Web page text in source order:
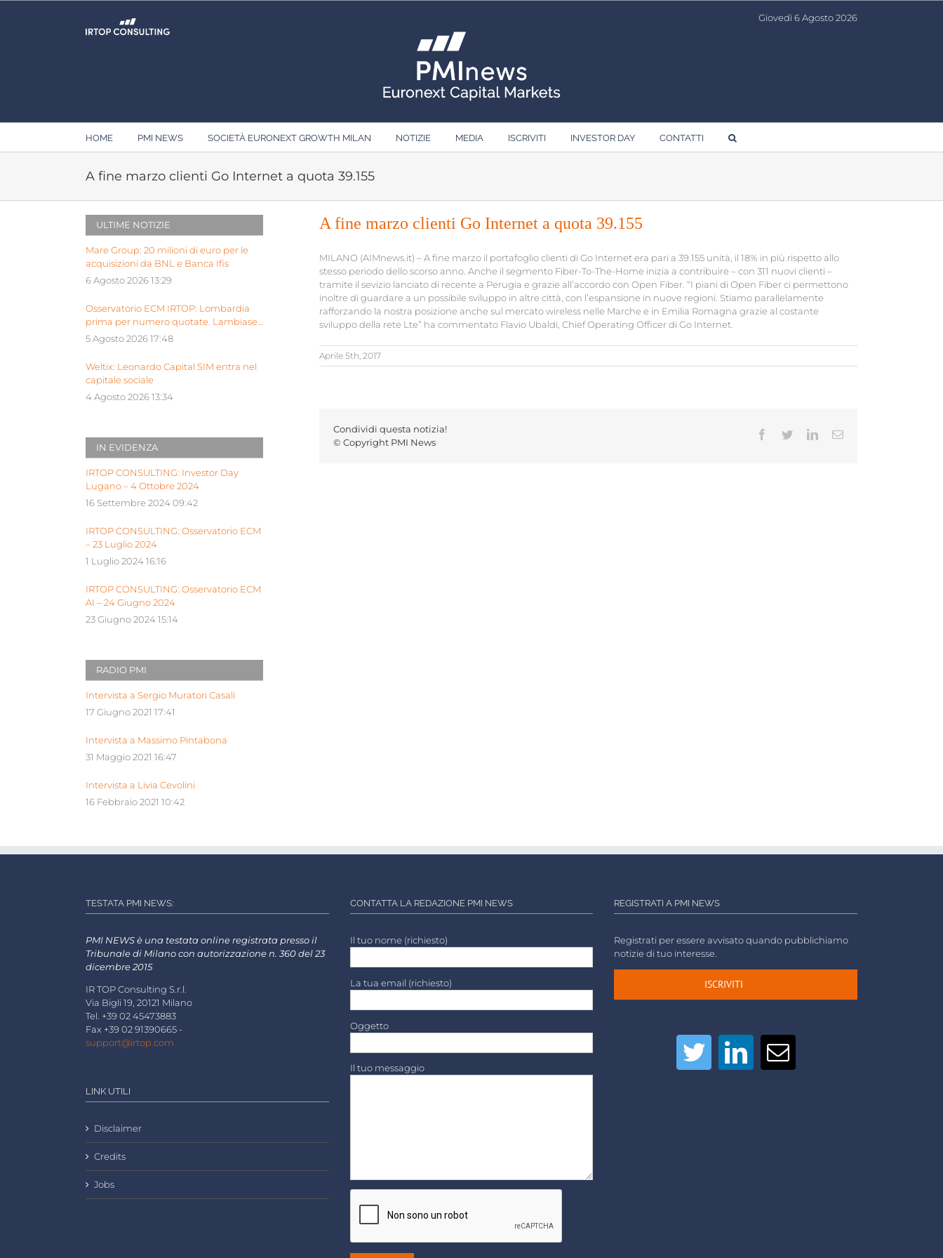
Giovedì 6 Agosto 2026
HOME PMI NEWS SOCIETÀ EURONEXT GROWTH MILAN NOTIZIE MEDIA ISCRIVITI INVESTOR DAY CONTATTI
A fine marzo clienti Go Internet a quota 39.155
A fine marzo clienti Go Internet a quota 39.155
MILANO (AIMnews.it) – A fine marzo il portafoglio clienti di Go Internet era pari a 39.155 unità, il 18% in più rispetto allo
stesso periodo dello scorso anno. Anche il segmento Fiber-To-The-Home inizia a contribuire – con 311 nuovi clienti –
tramite il sevizio lanciato di recente a Perugia e grazie all’accordo con Open Fiber. “I piani di Open Fiber ci permettono
inoltre di guardare a un possibile sviluppo in altre città, con l’espansione in nuove regioni. Stiamo parallelamente
rafforzando la nostra posizione anche sul mercato wireless nelle Marche e in Emilia Romagna grazie al costante
sviluppo della rete Lte” ha commentato Flavio Ubaldi, Chief Operating Officer di Go Internet.
Aprile 5th, 2017
Condividi questa notizia!
© Copyright PMI News
Facebook
TwitterLinkedInEmail
ULTIME NOTIZIE
Mare Group: 20 milioni di euro per le
acquisizioni da BNL e Banca Ifis
6 Agosto 2026 13:29
Osservatorio ECM IRTOP: Lombardia
prima per numero quotate. Lambiase:
“Milano piattaforma europea Siu”
5 Agosto 2026 17:48
Weltix: Leonardo Capital SIM entra nel
capitale sociale
4 Agosto 2026 13:34
IN EVIDENZA
IRTOP CONSULTING: Investor Day
Lugano – 4 Ottobre 2024
16 Settembre 2024 09:42
IRTOP CONSULTING: Osservatorio ECM
– 23 Luglio 2024
1 Luglio 2024 16:16
IRTOP CONSULTING: Osservatorio ECM
AI – 24 Giugno 2024
23 Giugno 2024 15:14
RADIO PMI
Intervista a Sergio Muratori Casali
17 Giugno 2021 17:41
Intervista a Massimo Pintabona
31 Maggio 2021 16:47
Intervista a Livia Cevolini
16 Febbraio 2021 10:42
TESTATA PMI NEWS:
PMI NEWS è una testata online registrata presso il
Tribunale di Milano con autorizzazione n. 360 del 23
dicembre 2015
IR TOP Consulting S.r.l.
Via Bigli 19, 20121 Milano
Tel. +39 02 45473883
Fax +39 02 91390665 -
support@irtop.com
LINK UTILI
Disclaimer
Credits
Jobs
CONTATTA LA REDAZIONE PMI NEWS
Il tuo nome (richiesto)
La tua email (richiesto)
Oggetto
Il tuo messaggio
REGISTRATI A PMI NEWS
Registrati per essere avvisato quando pubblichiamo
notizie di tuo interesse.
ISCRIVITI